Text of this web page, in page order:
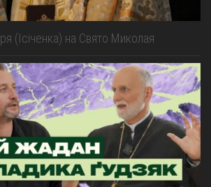
(Ісіченка) на Свято Миколая